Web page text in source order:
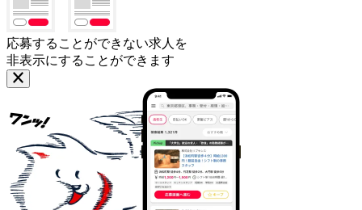
応募することができない求人を
非表示にすることができます